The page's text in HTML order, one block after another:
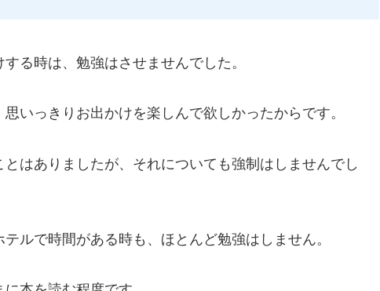
る時は、勉強はさせませんでした。
いっきりお出かけを楽しんで欲しかったからです。
はありましたが、それについても強制はしませんでし
ルで時間がある時も、ほとんど勉強はしません。